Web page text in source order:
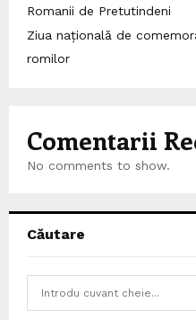
Romanii de Pretutindeni
Ziua națională de
romilor
Comentarii
No comments to show.
Căutare